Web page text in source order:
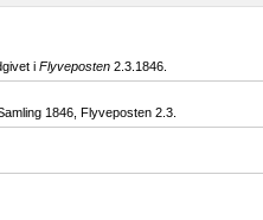
i Flyveposten 2.3.1846.
1846, Flyveposten 2.3.